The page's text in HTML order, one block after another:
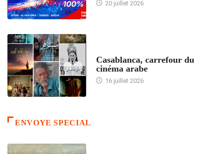
20 juillet 2026
Casablanca, carrefour du
cinéma arabe
16 juillet 2026
ENVOYE SPECIAL